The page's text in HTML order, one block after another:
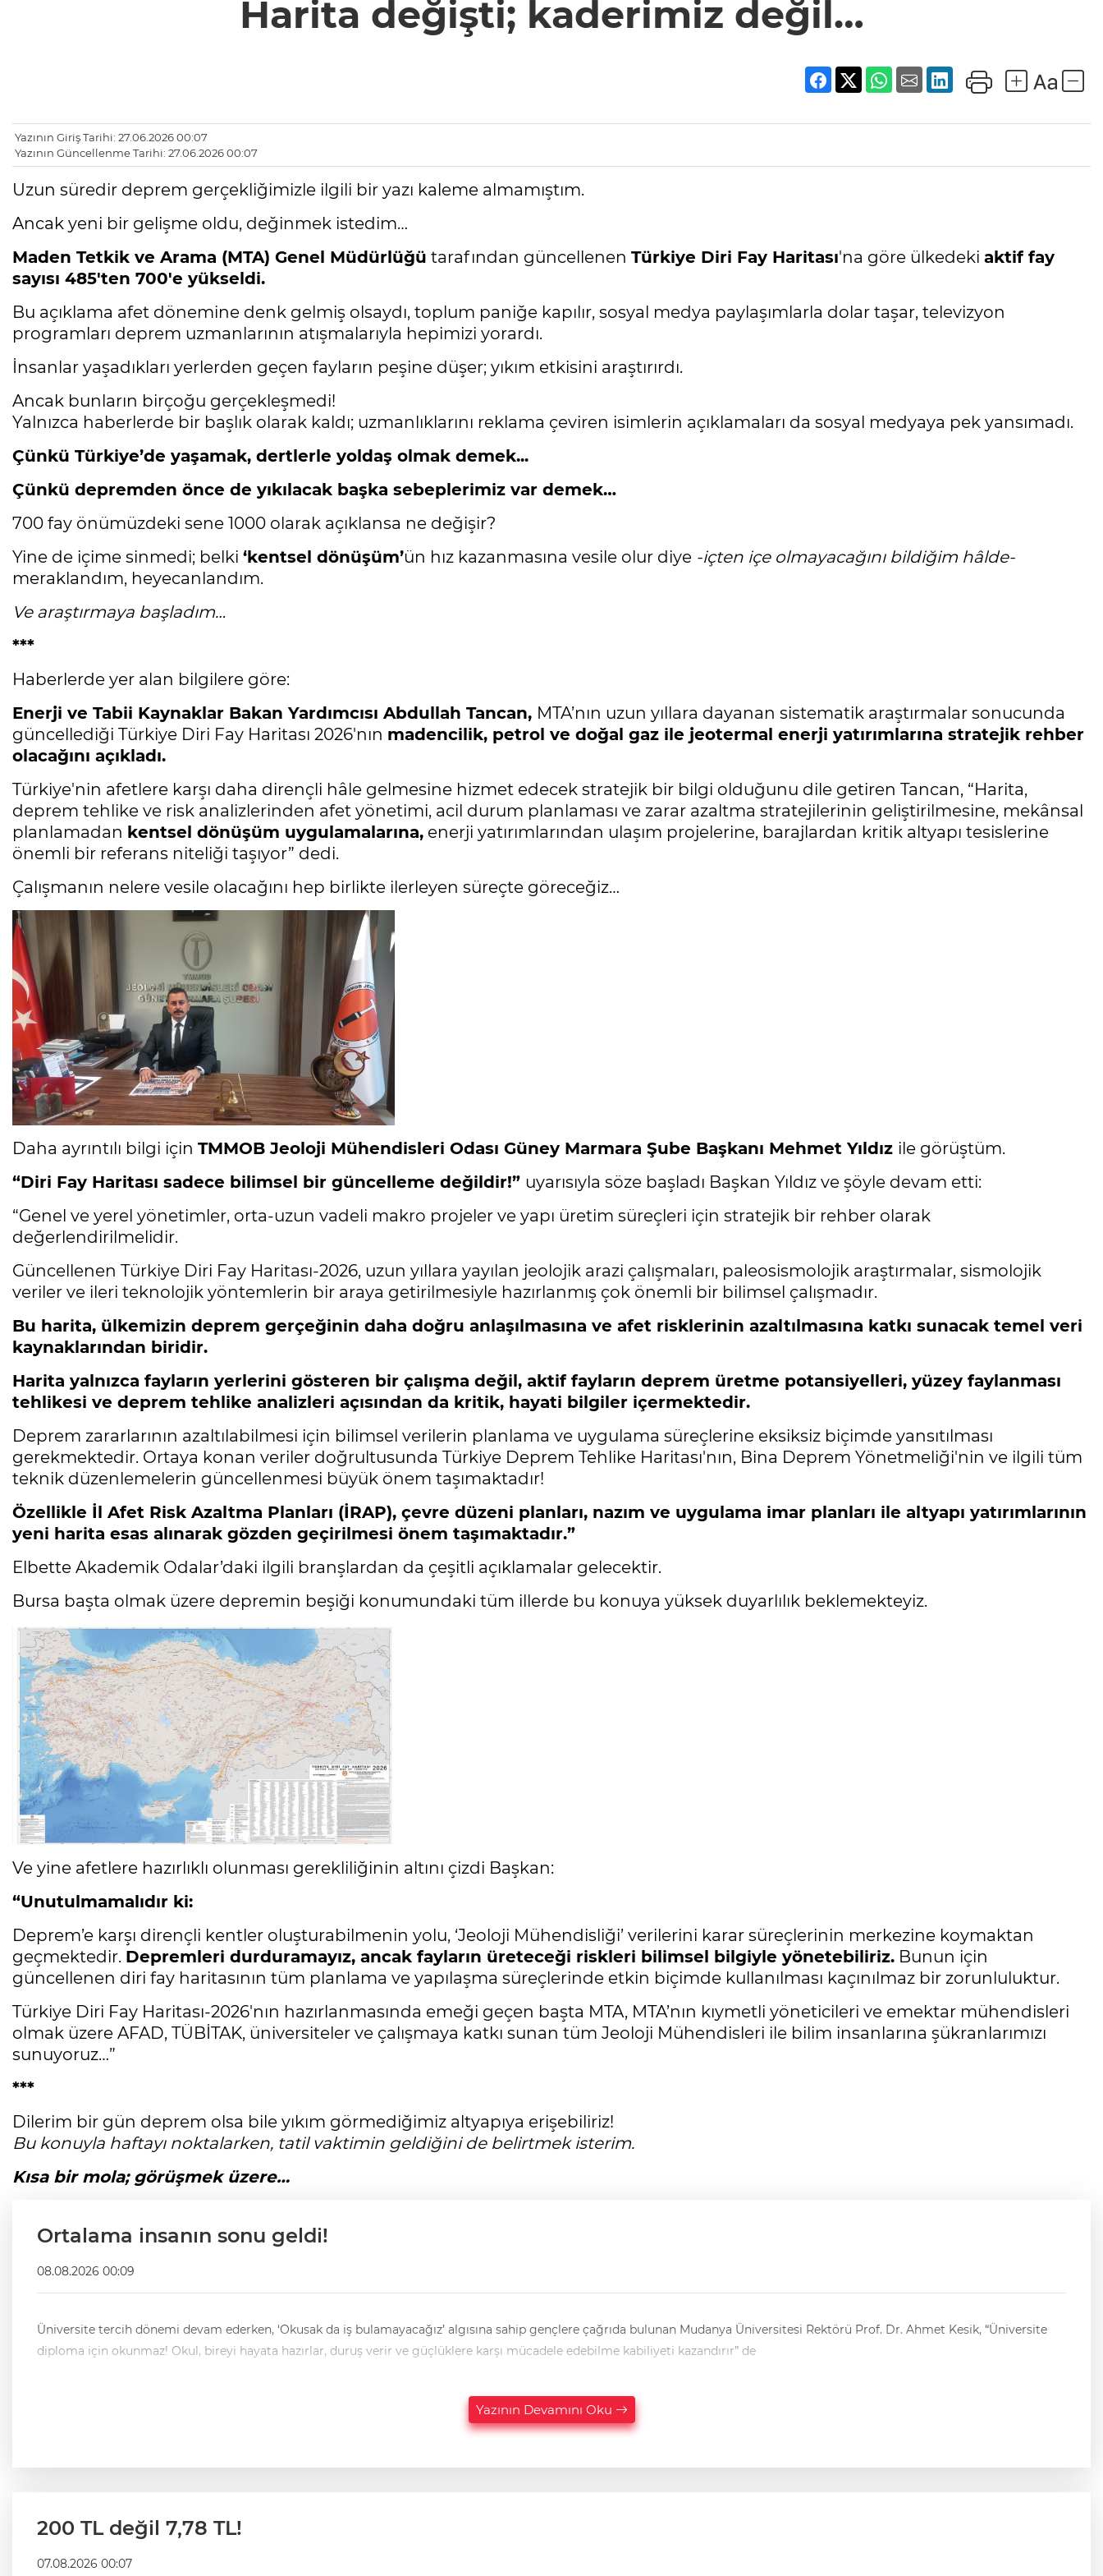
Harita değişti; kaderimiz değil…
Yazının Giriş Tarihi: 27.06.2026 00:07
Yazının Güncellenme Tarihi: 27.06.2026 00:07
Uzun süredir deprem gerçekliğimizle ilgili bir yazı kaleme almamıştım.
Ancak yeni bir gelişme oldu, değinmek istedim…
Maden Tetkik ve Arama (MTA) Genel Müdürlüğü tarafından güncellenen Türkiye Diri Fay Haritası'na göre ülkedeki aktif fay
sayısı 485'ten 700'e yükseldi.
Bu açıklama afet dönemine denk gelmiş olsaydı, toplum paniğe kapılır, sosyal medya paylaşımlarla dolar taşar, televizyon
programları deprem uzmanlarının atışmalarıyla hepimizi yorardı.
İnsanlar yaşadıkları yerlerden geçen fayların peşine düşer; yıkım etkisini araştırırdı.
Ancak bunların birçoğu gerçekleşmedi!
Yalnızca haberlerde bir başlık olarak kaldı; uzmanlıklarını reklama çeviren isimlerin açıklamaları da sosyal medyaya pek yansımadı.
Çünkü Türkiye’de yaşamak, dertlerle yoldaş olmak demek...
Çünkü depremden önce de yıkılacak başka sebeplerimiz var demek…
700 fay önümüzdeki sene 1000 olarak açıklansa ne değişir?
Yine de içime sinmedi; belki ‘kentsel dönüşüm’ün hız kazanmasına vesile olur diye -içten içe olmayacağını bildiğim hâlde-
meraklandım, heyecanlandım.
Ve araştırmaya başladım…
***
Haberlerde yer alan bilgilere göre:
Enerji ve Tabii Kaynaklar Bakan Yardımcısı Abdullah Tancan, MTA’nın uzun yıllara dayanan sistematik araştırmalar sonucunda
güncellediği Türkiye Diri Fay Haritası 2026'nın madencilik, petrol ve doğal gaz ile jeotermal enerji yatırımlarına stratejik rehber
olacağını açıkladı.
Türkiye'nin afetlere karşı daha dirençli hâle gelmesine hizmet edecek stratejik bir bilgi olduğunu dile getiren Tancan, “Harita,
deprem tehlike ve risk analizlerinden afet yönetimi, acil durum planlaması ve zarar azaltma stratejilerinin geliştirilmesine, mekânsal
planlamadan kentsel dönüşüm uygulamalarına, enerji yatırımlarından ulaşım projelerine, barajlardan kritik altyapı tesislerine
önemli bir referans niteliği taşıyor” dedi.
Çalışmanın nelere vesile olacağını hep birlikte ilerleyen süreçte göreceğiz…
Daha ayrıntılı bilgi için TMMOB Jeoloji Mühendisleri Odası Güney Marmara Şube Başkanı Mehmet Yıldız ile görüştüm.
“Diri Fay Haritası sadece bilimsel bir güncelleme değildir!” uyarısıyla söze başladı Başkan Yıldız ve şöyle devam etti:
“Genel ve yerel yönetimler, orta-uzun vadeli makro projeler ve yapı üretim süreçleri için stratejik bir rehber olarak
değerlendirilmelidir.
Güncellenen Türkiye Diri Fay Haritası-2026, uzun yıllara yayılan jeolojik arazi çalışmaları, paleosismolojik araştırmalar, sismolojik
veriler ve ileri teknolojik yöntemlerin bir araya getirilmesiyle hazırlanmış çok önemli bir bilimsel çalışmadır.
Bu harita, ülkemizin deprem gerçeğinin daha doğru anlaşılmasına ve afet risklerinin azaltılmasına katkı sunacak temel veri
kaynaklarından biridir.
Harita yalnızca fayların yerlerini gösteren bir çalışma değil, aktif fayların deprem üretme potansiyelleri, yüzey faylanması
tehlikesi ve deprem tehlike analizleri açısından da kritik, hayati bilgiler içermektedir.
Deprem zararlarının azaltılabilmesi için bilimsel verilerin planlama ve uygulama süreçlerine eksiksiz biçimde yansıtılması
gerekmektedir. Ortaya konan veriler doğrultusunda Türkiye Deprem Tehlike Haritası'nın, Bina Deprem Yönetmeliği'nin ve ilgili tüm
teknik düzenlemelerin güncellenmesi büyük önem taşımaktadır!
Özellikle İl Afet Risk Azaltma Planları (İRAP), çevre düzeni planları, nazım ve uygulama imar planları ile altyapı yatırımlarının
yeni harita esas alınarak gözden geçirilmesi önem taşımaktadır.”
Elbette Akademik Odalar’daki ilgili branşlardan da çeşitli açıklamalar gelecektir.
Bursa başta olmak üzere depremin beşiği konumundaki tüm illerde bu konuya yüksek duyarlılık beklemekteyiz.
Ve yine afetlere hazırlıklı olunması gerekliliğinin altını çizdi Başkan:
“Unutulmamalıdır ki:
Deprem’e karşı dirençli kentler oluşturabilmenin yolu, ‘Jeoloji Mühendisliği’ verilerini karar süreçlerinin merkezine koymaktan
geçmektedir. Depremleri durduramayız, ancak fayların üreteceği riskleri bilimsel bilgiyle yönetebiliriz. Bunun için
güncellenen diri fay haritasının tüm planlama ve yapılaşma süreçlerinde etkin biçimde kullanılması kaçınılmaz bir zorunluluktur.
Türkiye Diri Fay Haritası-2026'nın hazırlanmasında emeği geçen başta MTA, MTA’nın kıymetli yöneticileri ve emektar mühendisleri
olmak üzere AFAD, TÜBİTAK, üniversiteler ve çalışmaya katkı sunan tüm Jeoloji Mühendisleri ile bilim insanlarına şükranlarımızı
sunuyoruz…”
***
Dilerim bir gün deprem olsa bile yıkım görmediğimiz altyapıya erişebiliriz!
Bu konuyla haftayı noktalarken, tatil vaktimin geldiğini de belirtmek isterim.
Kısa bir mola; görüşmek üzere…
Ortalama insanın sonu geldi!
08.08.2026 00:09
Üniversite tercih dönemi devam ederken, ‘Okusak da iş bulamayacağız’ algısına sahip gençlere çağrıda bulunan Mudanya Üniversitesi Rektörü Prof. Dr. Ahmet Kesik, “Üniversite
diploma için okunmaz! Okul, bireyi hayata hazırlar, duruş verir ve güçlüklere karşı mücadele edebilme kabiliyeti kazandırır” de
Yazının Devamını Oku
200 TL değil 7,78 TL!
07.08.2026 00:07